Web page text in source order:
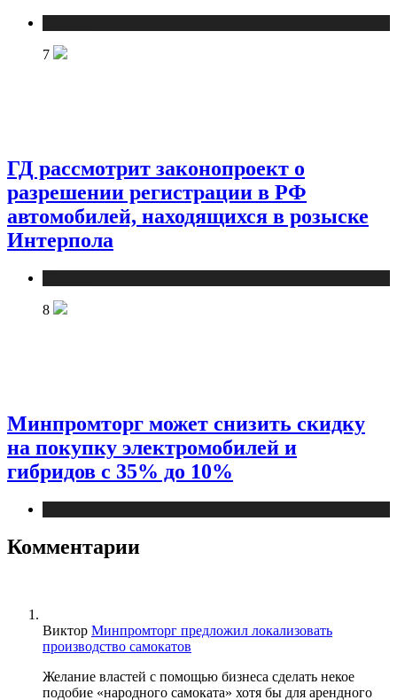
7
ГД рассмотрит законопроект о
разрешении регистрации в РФ
автомобилей, находящихся в розыске
Интерпола
8
Минпромторг может снизить скидку
на покупку электромобилей и
гибридов с 35% до 10%
Комментарии
Виктор Минпромторг предложил локализовать
производство самокатов
Желание властей с помощью бизнеса сделать некое
подобие «народного самоката» хотя бы для арендного